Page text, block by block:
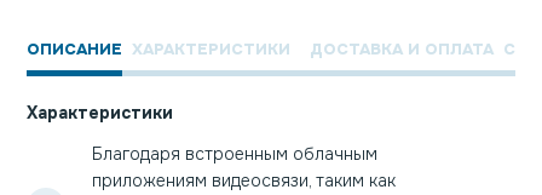
ОПИСАНИЕ ХАРАКТЕРИСТИКИ ДОСТАВКА И ОПЛАТА
Характеристики
Благодаря встроенным облачным
приложениям видеосвязи, таким как